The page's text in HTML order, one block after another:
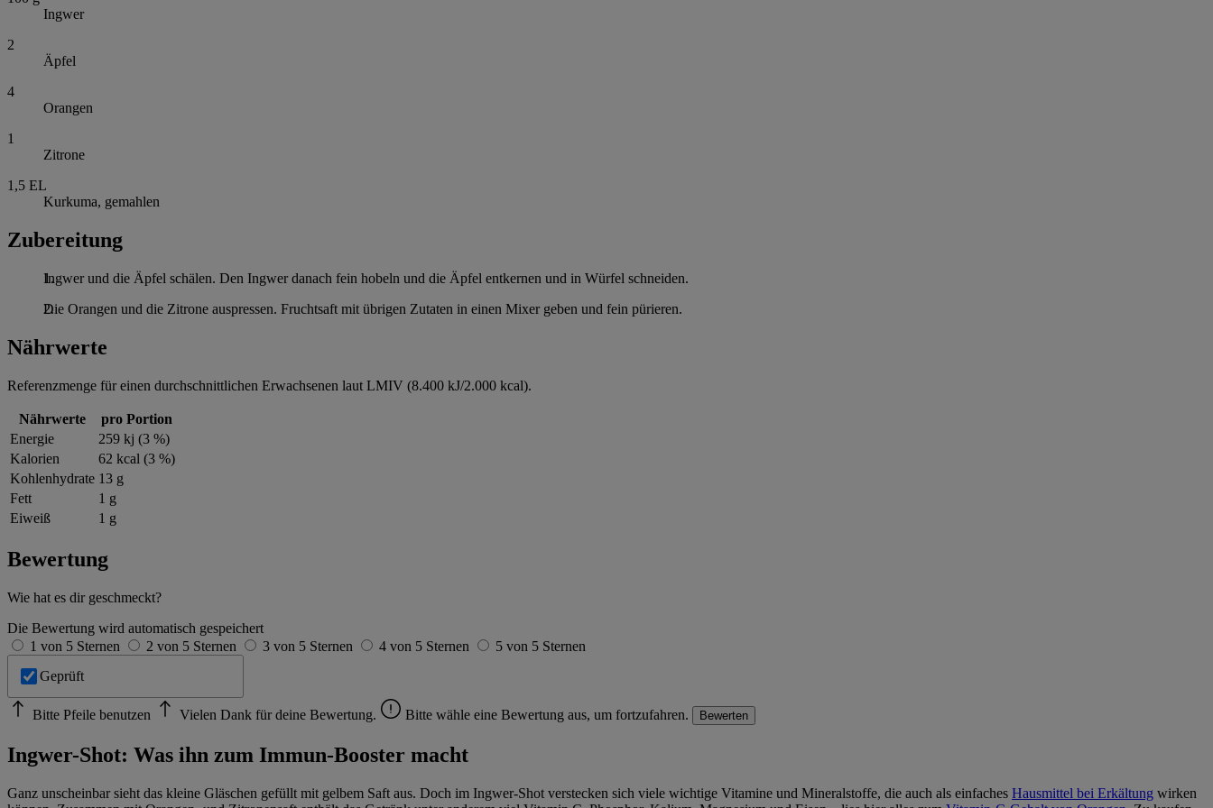
Ingwer
2
Äpfel
4
Orangen
1
Zitrone
1,5 EL
Kurkuma, gemahlen
Zubereitung
Ingwer und die Äpfel schälen. Den Ingwer danach fein hobeln und die Äpfel entkernen und in Würfel schneiden.
Die Orangen und die Zitrone auspressen. Fruchtsaft mit übrigen Zutaten in einen Mixer geben und fein pürieren.
Nährwerte
Referenzmenge für einen durchschnittlichen Erwachsenen laut LMIV (8.400 kJ/2.000 kcal).
Nährwerte
pro Portion
Energie
259 kj (3 %)
Kalorien
62 kcal (3 %)
Kohlenhydrate 13 g
Fett
1 g
Eiweiß
1 g
Bewertung
Wie hat es dir geschmeckt?
Die Bewertung wird automatisch gespeichert
1 von 5 Sternen
2 von 5 Sternen 3 von 5 Sternen 4 von 5 Sternen
5 von 5 Sternen
Geprüft
Bitte Pfeile benutzen Vielen Dank für deine Bewertung. Bitte wähle eine Bewertung aus, um fortzufahren. Bewerten
Ingwer-Shot: Was ihn zum Immun-Booster macht
Ganz unscheinbar sieht das kleine Gläschen gefüllt mit gelbem Saft aus. Doch im Ingwer-Shot verstecken sich viele wichtige Vitamine und Mineralstoffe, die auch als einfaches Hausmittel bei Erkältung wirken